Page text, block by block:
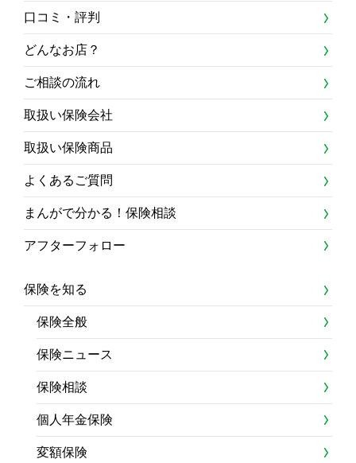
口コミ・評判
どんなお店？
ご相談の流れ
取扱い保険会社
取扱い保険商品
よくあるご質問
まんがで分かる！保険相談
アフターフォロー
保険を知る
保険全般
保険ニュース
保険相談
個人年金保険
変額保険